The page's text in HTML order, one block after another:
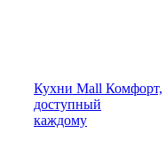
Кухни Mall Комфорт,
доступный
каждому